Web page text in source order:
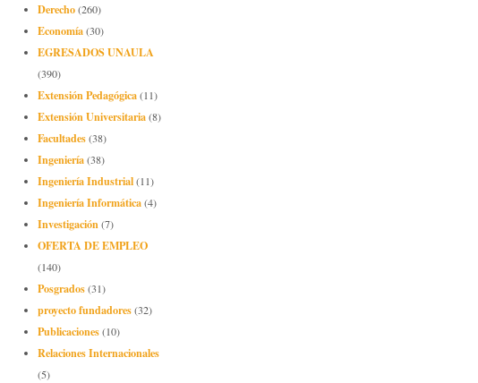
Derecho(260)
Economía(30)
EGRESADOS UNAULA
(390)
Extensión Pedagógica(11)
Extensión Universitaria(8)
Facultades(38)
Ingeniería(38)
Ingeniería Industrial(11)
Ingeniería Informática(4)
Investigación(7)
OFERTA DE EMPLEO
(140)
Posgrados(31)
proyecto fundadores(32)
Publicaciones(10)
Relaciones Internacionales
(5)